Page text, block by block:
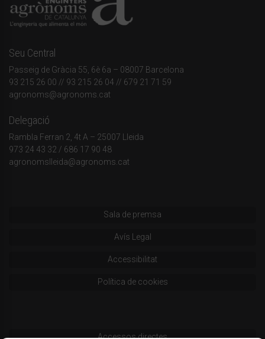
Seu Central
Passeig de Gràcia 55, 6è 6a – 08007 Barcelona
93 215 26 00 // 93 215 26 04 // 679 21 71 59
agronoms@agronoms.cat
Delegació
Rambla Ferran 2, 4t A – 25007 Lleida
973 24 43 32 / 686 17 90 48
agronomslleida@agronoms.cat
Sala de premsa
Avís Legal
Accessibilitat
Política de cookies
Accessos directes